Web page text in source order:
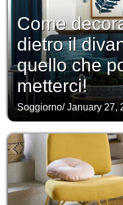
Come
dietro il
quello che
metterci!
Soggiorno/January 27,